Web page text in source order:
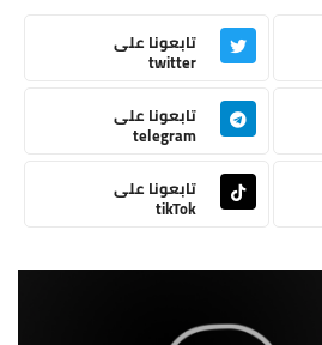
تابعونا على
twitter
تابعونا على
telegram
تابعونا على
tikTok